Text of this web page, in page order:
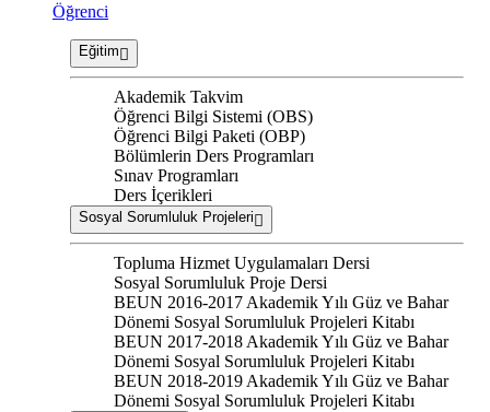
Öğrenci
Eğitim
Akademik Takvim
Öğrenci Bilgi Sistemi (OBS)
Öğrenci Bilgi Paketi (OBP)
Bölümlerin Ders Programları
Sınav Programları
Ders İçerikleri
Sosyal Sorumluluk Projeleri
Topluma Hizmet Uygulamaları Dersi
Sosyal Sorumluluk Proje Dersi
BEUN 2016-2017 Akademik Yılı Güz ve Bahar
Dönemi Sosyal Sorumluluk Projeleri Kitabı
BEUN 2017-2018 Akademik Yılı Güz ve Bahar
Dönemi Sosyal Sorumluluk Projeleri Kitabı
BEUN 2018-2019 Akademik Yılı Güz ve Bahar
Dönemi Sosyal Sorumluluk Projeleri Kitabı